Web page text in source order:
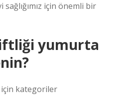
sağlığımız için önemli bir
yumurta
kategoriler